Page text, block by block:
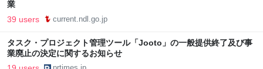
業
39 users current.ndl.go.jp
タスク・プロジェクト管理ツール「Jooto」の一般提供終了及び事
業廃止の決定に関するお知らせ